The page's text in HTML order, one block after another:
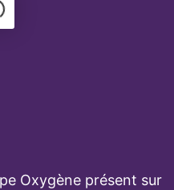
Oxygène présent sur